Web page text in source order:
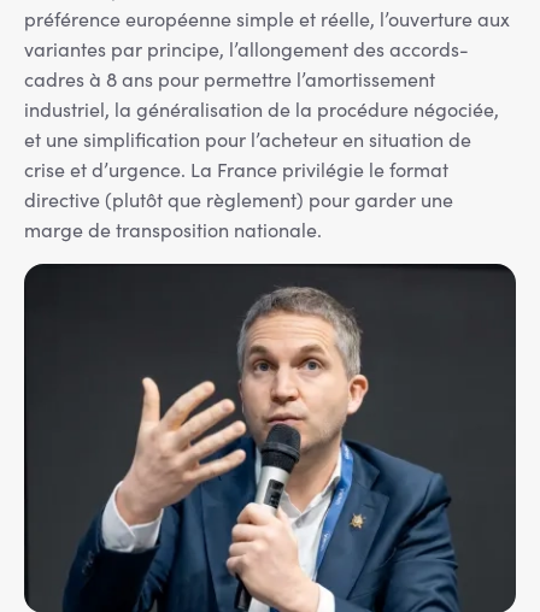
préférence européenne simple et réelle, l’ouverture aux
variantes par principe, l’allongement des accords-
cadres à 8 ans pour permettre l’amortissement
industriel, la généralisation de la procédure négociée,
et une simplification pour l’acheteur en situation de
crise et d’urgence. La France privilégie le format
directive (plutôt que règlement) pour garder une
marge de transposition nationale.